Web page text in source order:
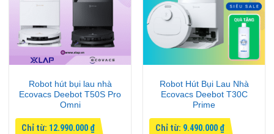
Robot hút bụi lau nhà
Ecovacs Deebot T50S Pro
Omni
Chỉ từ: 12.990.000 ₫
Robot Hút Bụi Lau Nhà
Ecovacs Deebot T30C
Prime
Chỉ từ: 9.490.000 ₫